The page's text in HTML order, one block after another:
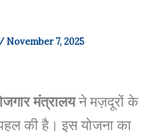
/November 7, 2025
मंत्रालयने मज़दूरों के
की है। इस योजना का